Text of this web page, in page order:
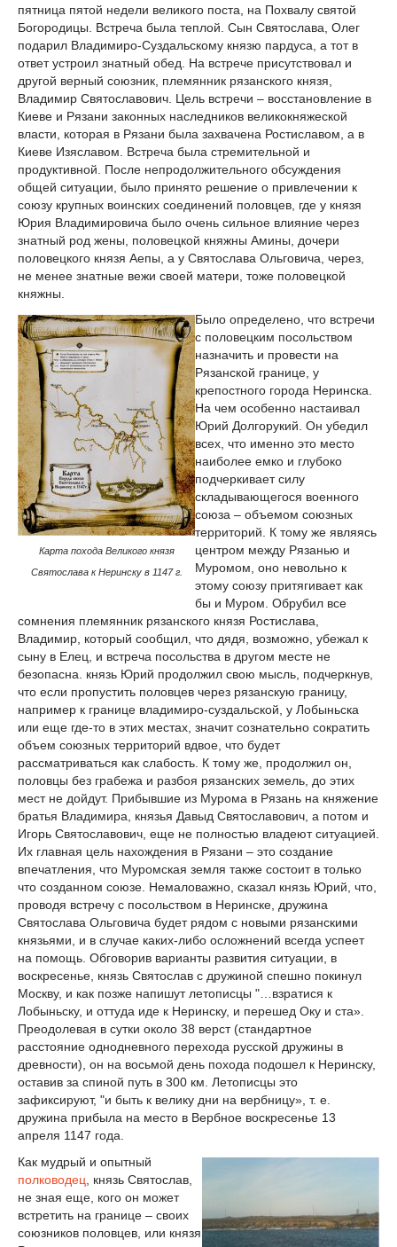
пятница пятой недели великого поста, на Похвалу святой
Богородицы. Встреча была теплой. Сын Святослава, Олег
подарил Владимиро-Суздальскому князю пардуса, а тот в
ответ устроил знатный обед. На встрече присутствовал и
другой верный союзник, племянник рязанского князя,
Владимир Святославович. Цель встречи – восстановление в
Киеве и Рязани законных наследников великокняжеской
власти, которая в Рязани была захвачена Ростиславом, а в
Киеве Изяславом. Встреча была стремительной и
продуктивной. После непродолжительного обсуждения
общей ситуации, было принято решение о привлечении к
союзу крупных воинских соединений половцев, где у князя
Юрия Владимировича было очень сильное влияние через
знатный род жены, половецкой княжны Амины, дочери
половецкого князя Аепы, а у Святослава Ольговича, через,
не менее знатные вежи своей матери, тоже половецкой
княжны.
Карта похода Великого князя
Святослава к Неринску в 1147 г.
Было определено, что встречи
с половецким посольством
назначить и провести на
Рязанской границе, у
крепостного города Неринска.
На чем особенно настаивал
Юрий Долгорукий. Он убедил
всех, что именно это место
наиболее емко и глубоко
подчеркивает силу
складывающегося военного
союза – объемом союзных
территорий. К тому же являясь
центром между Рязанью и
Муромом, оно невольно к
этому союзу притягивает как
бы и Муром. Обрубил все
сомнения племянник рязанского князя Ростислава,
Владимир, который сообщил, что дядя, возможно, убежал к
сыну в Елец, и встреча посольства в другом месте не
безопасна. князь Юрий продолжил свою мысль, подчеркнув,
что если пропустить половцев через рязанскую границу,
например к границе владимиро-суздальской, у Лобыньска
или еще где-то в этих местах, значит сознательно сократить
объем союзных территорий вдвое, что будет
рассматриваться как слабость. К тому же, продолжил он,
половцы без грабежа и разбоя рязанских земель, до этих
мест не дойдут. Прибывшие из Мурома в Рязань на княжение
братья Владимира, князья Давыд Святославович, а потом и
Игорь Святославович, еще не полностью владеют ситуацией.
Их главная цель нахождения в Рязани – это создание
впечатления, что Муромская земля также состоит в только
что созданном союзе. Немаловажно, сказал князь Юрий, что,
проводя встречу с посольством в Неринске, дружина
Святослава Ольговича будет рядом с новыми рязанскими
князьями, и в случае каких-либо осложнений всегда успеет
на помощь. Обговорив варианты развития ситуации, в
воскресенье, князь Святослав с дружиной спешно покинул
Москву, и как позже напишут летописцы "…взратися к
Лобыньску, и оттуда иде к Неринску, и перешед Оку и ста».
Преодолевая в сутки около 38 верст (стандартное
расстояние однодневного перехода русской дружины в
древности), он на восьмой день похода подошел к Неринску,
оставив за спиной путь в 300 км. Летописцы это
зафиксируют, "и быть к велику дни на вербницу», т. е.
дружина прибыла на место в Вербное воскресенье 13
апреля 1147 года.
Как мудрый и опытный
полководец , князь Святослав,
не зная еще, кого он может
встретить на границе – своих
союзников половцев, или князя